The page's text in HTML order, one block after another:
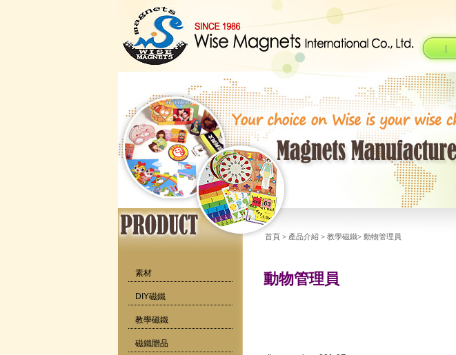
素材
DIY磁鐵
教學磁鐵
磁鐵贈品
首頁 > 產品介紹 > 教學磁鐵> 動物管理員
動物管理員